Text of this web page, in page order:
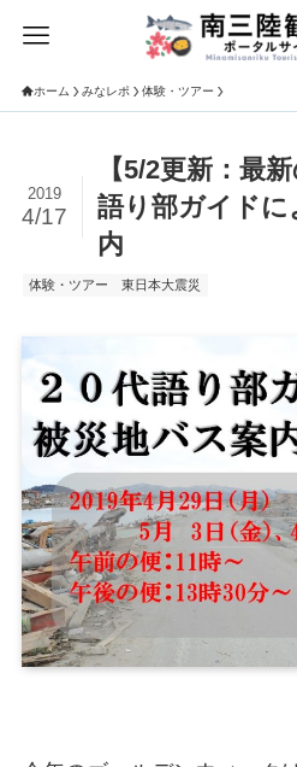
ホーム みなレポ 体験・ツアー
【5/2更新：最
語り部ガイド
内
2019
4/17
体験・ツアー 東日本大震災